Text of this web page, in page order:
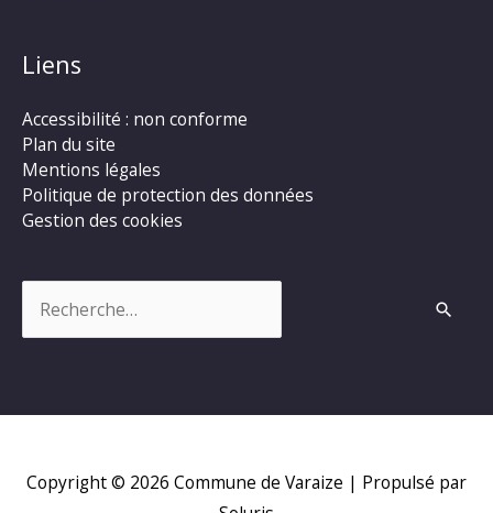
Liens
Accessibilité : non conforme
Plan du site
Mentions légales
Politique de protection des données
Gestion des cookies
Copyright © 2026 Commune de Varaize | Propulsé par